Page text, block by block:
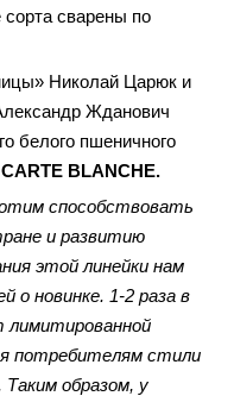
сорта сварены по
Николай Царюк и
Жданович
белого пшеничного
CARTE BLANCHE.
способствовать
и развитию
этой линейки нам
о новинке. 1-2 раза в
лимитированной
потребителям стили
образом, у